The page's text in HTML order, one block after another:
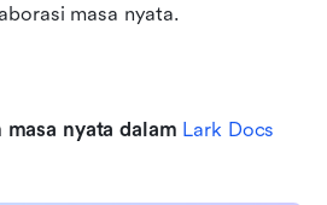
masa nyata.
nyata dalam Lark Docs